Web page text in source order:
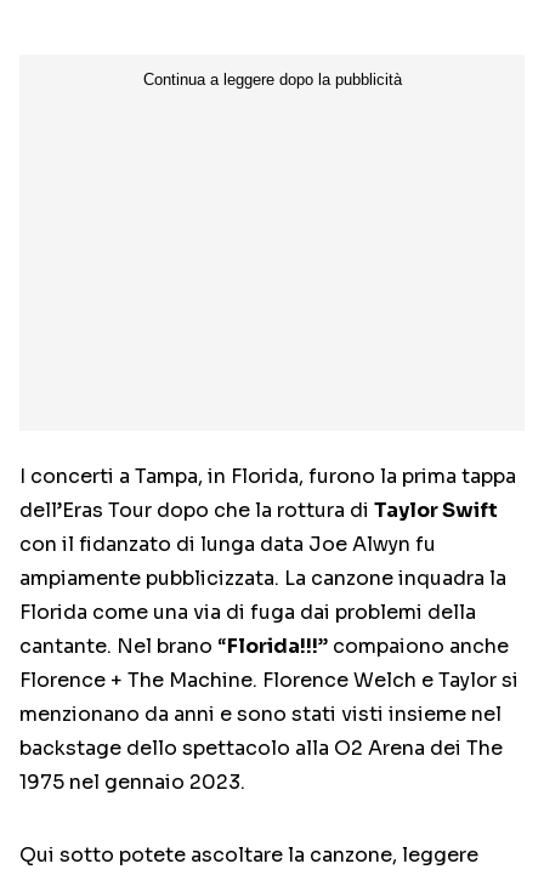
I concerti a Tampa, in Florida, furono la prima tappa
dell’Eras Tour dopo che la rottura di Taylor Swift
con il fidanzato di lunga data Joe Alwyn fu
ampiamente pubblicizzata. La canzone inquadra la
Florida come una via di fuga dai problemi della
cantante. Nel brano “Florida!!!” compaiono anche
Florence + The Machine. Florence Welch e Taylor si
menzionano da anni e sono stati visti insieme nel
backstage dello spettacolo alla O2 Arena dei The
1975 nel gennaio 2023.
Qui sotto potete ascoltare la canzone, leggere